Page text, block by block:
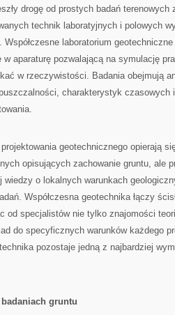
drogę od prostych badań
technik laboratyjnych i polowych
Współczesne laboratorium
w aparaturę pozwalającą na symulację
w rzeczywistości. Badania obejmują
charakterystyk czasowych
geotechnicznego opierają
opisujących zachowanie gruntu, ale
wiedzy o lokalnych warunkach
Współczesna geotechnika łączy
od specjalistów nie tylko znajomości
do specyficznych warunków każdego
pozostaje jedną z najbardziej
gruntu